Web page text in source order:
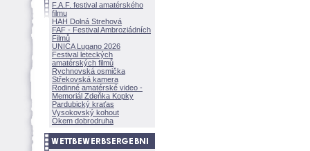
F.A.F. festival amatérského
filmu
HAH Dolná Strehov
FAF - Festival Ambroziádních
Filmů
UNICA Lugano 2026
Festival leteckých
amatérských filmů
Rychnovská osmička
Střekovská kamera
Rodinné amatérské video -
Memoriál Zdeňka Kopky
Pardubický kraťas
Vysokovský kohout
Okem dobrodruha